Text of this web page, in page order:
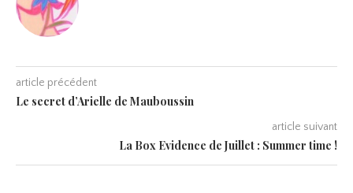
article précédent
Le secret d’Arielle de Mauboussin
article suivant
La Box Evidence de Juillet : Summer time !